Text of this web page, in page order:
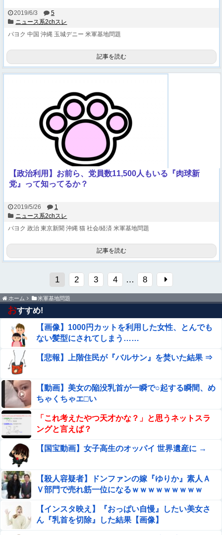
2019/6/3
5
ニュース系2chスレ
パヨク 中国 沖縄 玉城デニー 米軍基地問題
記事を読む
【政治利用】お前ら、党員数11,500人もいる『肉球新
党』って知ってるか？
2019/5/26
1
ニュース系2chスレ
パヨク 政治 東京新聞 沖縄 猫 社会/経済 米軍基地問題
記事を読む
1 2 3 4 … 8
ホーム 米軍基地問題
おすすめ!
【画像】1000円カットを利用した女性、とんでも
ない髪型にされてしまう……
【悲報】上階住民が『バルサン』を焚いた結果 ⇒
【動画】美女の陥没乳首が一瞬で○起する瞬間、め
ちゃくちゃエ□い
「これ考えたやつ天才かな？」と思うネットスラ
ングと言えば？
【国宝動画】女子高生のオッパイ 世界遺産に →
【殺人容疑者】ドンファンの嫁『ゆりか』素人Ａ
Ｖ部門で売れ筋一位になるｗｗｗｗｗｗｗｗｗ
【インスタ映え】『おっぱい自慢』したい美女さ
ん『乳首を切除』した結果【画像】